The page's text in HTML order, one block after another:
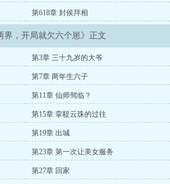
第618章 封侯拜相
界，开局就欠六个崽》正文
第3章 三十九岁的大爷
第7章 两年生六子
第11章 仙师驾临？
第15章 挛鞮云珠的过往
第19章 出城
第23章 第一次让美女服务
第27章 回家